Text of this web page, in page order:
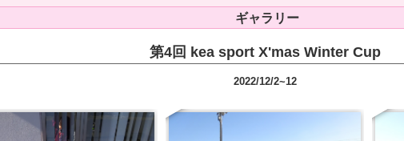
ギャラリー
第4回 kea sport X'mas Winter Cup
2022/12/2~12